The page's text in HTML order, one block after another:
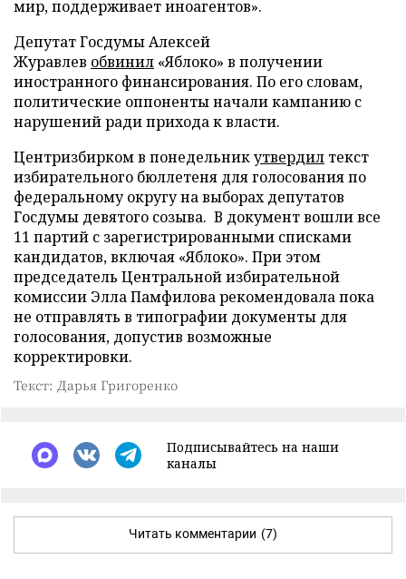
мир, поддерживает иноагентов».
Депутат Госдумы Алексей
Журавлев обвинил «Яблоко» в получении
иностранного финансирования. По его словам,
политические оппоненты начали кампанию с
нарушений ради прихода к власти.
Центризбирком в понедельникутвердил текст
избирательного бюллетеня для голосования по
федеральному округу на выборах депутатов
Госдумы девятого созыва. В документ вошли все
11 партий с зарегистрированными списками
кандидатов, включая «Яблоко». При этом
председатель Центральной избирательной
комиссии Элла Памфилова рекомендовала пока
не отправлять в типографии документы для
голосования, допустив возможные
корректировки.
Текст: Дарья Григоренко
Подписывайтесь на наши
каналы
Читать комментарии (7)